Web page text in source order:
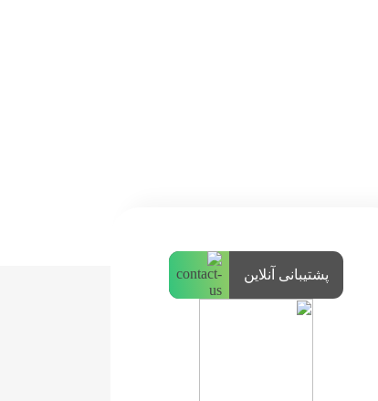
پشتیبانی آنلاین